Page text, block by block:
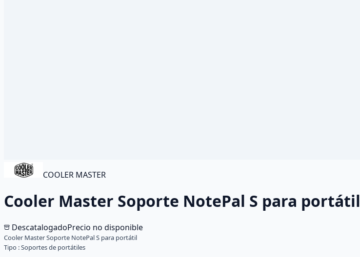
COOLER MASTER
Cooler Master Soporte NotePal S para portátil
DescatalogadoPrecio no disponible
Cooler Master Soporte NotePal S para portátil
Tipo :Soportes de portátiles